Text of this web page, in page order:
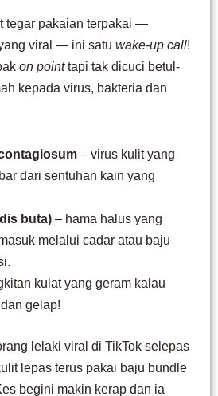
tegar pakaian terpakai —
viral — ini satu wake-up call!
on pointtapi tak dicuci betul-
kepada virus, bakteria dan
– virus kulit yang
dari sentuhan kain yang
buta) – hama halus yang
melalui cadar atau baju
kulat yang geram kalau
gelap!
lelaki viral di TikTok selepas
lepas terus pakai baju bundle
begini makin kerap dan ia